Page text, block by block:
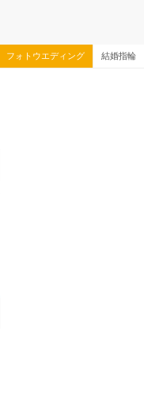
フォトウエディング 結婚指輪